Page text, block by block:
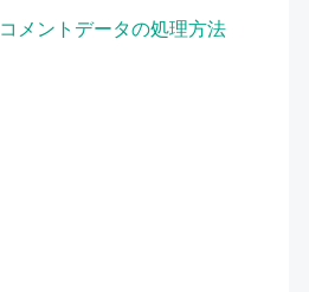
コメントデータの処理方法